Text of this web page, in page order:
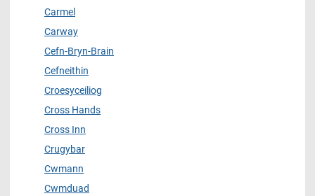
Carmel
Carway
Cefn-Bryn-Brain
Cefneithin
Croesyceiliog
Cross Hands
Cross Inn
Crugybar
Cwmann
Cwmduad